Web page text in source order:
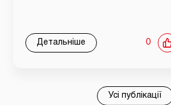
Детальніше 0
Усі публікації